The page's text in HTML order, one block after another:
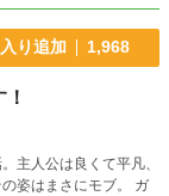
り追加 1,968
主人公は良くて平凡、
姿はまさにモブ。 ガ